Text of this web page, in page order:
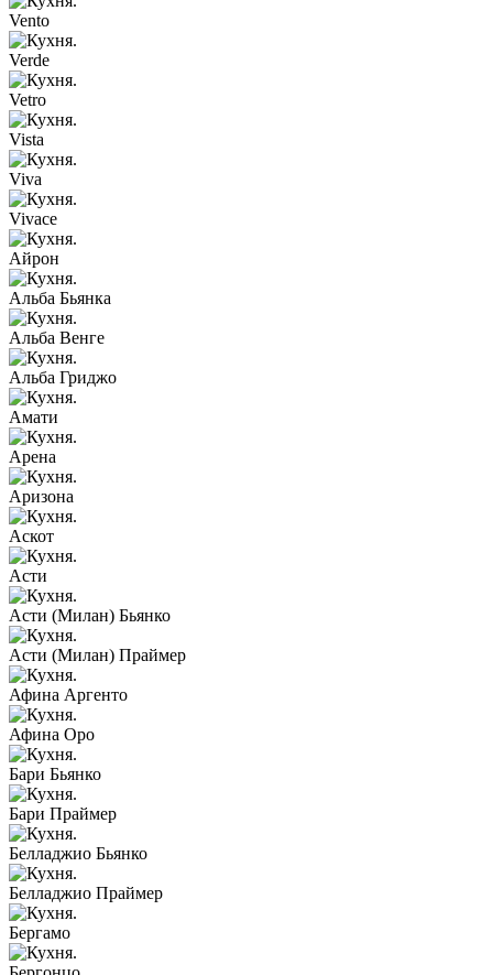
Vento
Verde
Vetro
Vista
Viva
Vivace
Айрон
Альба Бьянка
Альба Венге
Альба Гриджо
Амати
Арена
Аризона
Аскот
Асти
Асти (Милан) Бьянко
Асти (Милан) Праймер
Афина Аргенто
Афина Оро
Бари Бьянко
Бари Праймер
Белладжио Бьянко
Белладжио Праймер
Бергамо